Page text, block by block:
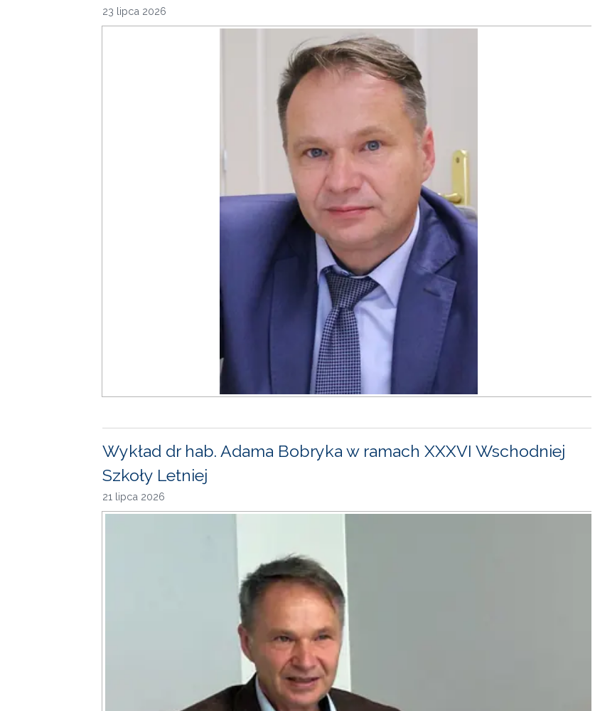
23 lipca 2026
Wykład dr hab. Adama Bobryka w ramach XXXVI Wschodniej
Szkoły Letniej
21 lipca 2026